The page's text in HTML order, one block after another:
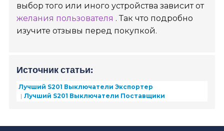
выбор того или иного устройства зависит от
желания пользователя . Так что подробно
изучите отзывы перед покупкой.
Источник статьи:
Лучший S201 Выключатели Экспортер
Лучший S201 Выключатели Поставщики